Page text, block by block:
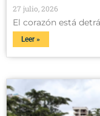
27 julio, 2026
El corazón está
Leer »